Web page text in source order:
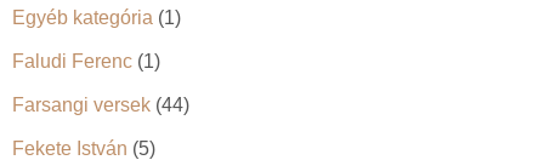
Egyéb kategória (1)
Faludi Ferenc (1)
Farsangi versek (44)
Fekete István (5)